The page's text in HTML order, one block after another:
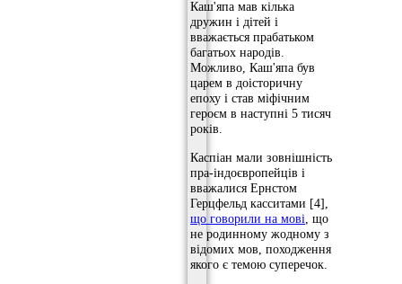
Каш'япа мав кілька
дружин і дітей і
вважається прабатьком
багатьох народів.
Можливо, Каш'япа був
царем в доісторичну
епоху і став міфічним
героєм в наступні 5 тисяч
років.
Каспіан мали зовнішність
пра-індоєвропейців і
вважалися Ернстом
Герцфельд касситами [4],
що говорили на мові , що
не родинному жодному з
відомих мов, походження
якого є темою суперечок.